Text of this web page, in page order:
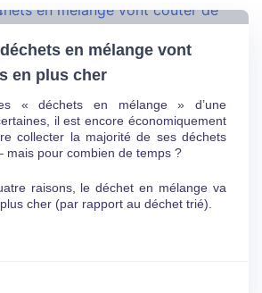
en mélange vont
en plus cher
« déchets en mélange » d’une
il est encore économiquement
collecter la majorité de ses déchets
mais pour combien de temps ?
raisons, le déchet en mélange va
cher (par rapport au déchet trié).